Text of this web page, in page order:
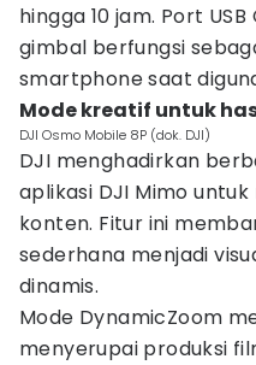
hingga 10 jam. Port
gimbal berfungsi
smartphone saat
Mode kreatif untuk
DJI Osmo Mobile 8P (dok. DJI)
DJI menghadirkan
aplikasi DJI Mimo
konten. Fitur ini
sederhana menjadi
dinamis.
Mode DynamicZoom
menyerupai produksi